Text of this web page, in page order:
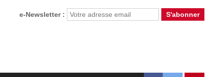
e-Newsletter :